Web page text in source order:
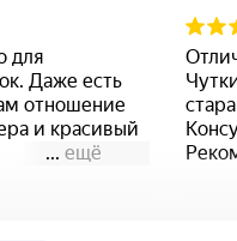
для
Даже есть
отношение
и красивый
... ещё